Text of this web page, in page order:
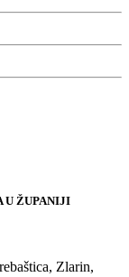
U ŽUPANIJI
Zlarin,